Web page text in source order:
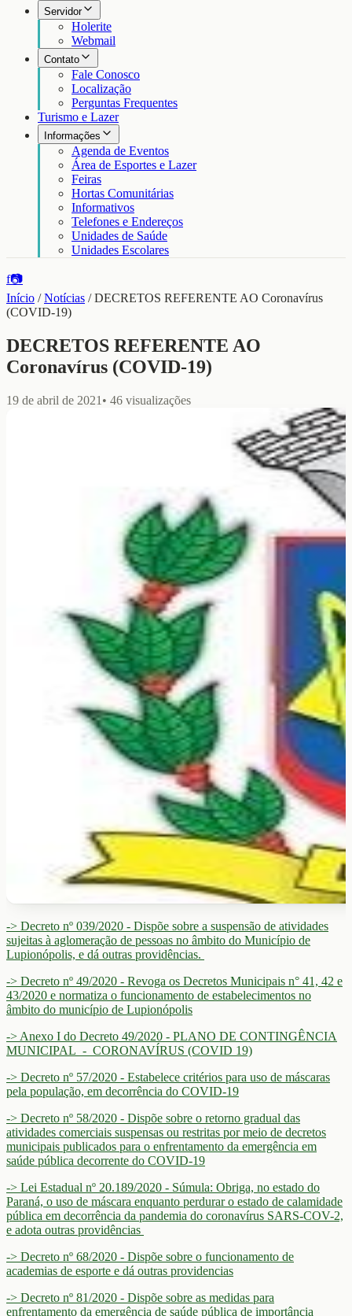
Servidor
Holerite
Webmail
Contato
Fale Conosco
Localização
Perguntas Frequentes
Turismo e Lazer
Informações
Agenda de Eventos
Área de Esportes e Lazer
Feiras
Hortas Comunitárias
Informativos
Telefones e Endereços
Unidades de Saúde
Unidades Escolares
f📷
Início /Notícias /DECRETOS REFERENTE AO Coronavírus
(COVID-19)
DECRETOS REFERENTE AO
Coronavírus (COVID-19)
19 de abril de 2021 • 46 visualizações
-> Decreto nº 039/2020 - Dispõe sobre a suspensão de atividades
sujeitas à aglomeração de pessoas no âmbito do Município de
Lupionópolis, e dá outras providências.
-> Decreto nº 49/2020 - Revoga os Decretos Municipais n° 41, 42 e
43/2020 e normatiza o funcionamento de estabelecimentos no
âmbito do município de Lupionópolis
-> Anexo I do Decreto 49/2020 - PLANO DE CONTINGÊNCIA
MUNICIPAL - CORONAVÍRUS (COVID 19)
-> Decreto nº 57/2020 - Estabelece critérios para uso de máscaras
pela população, em decorrência do COVID-19
-> Decreto nº 58/2020 - Dispõe sobre o retorno gradual das
atividades comerciais suspensas ou restritas por meio de decretos
municipais publicados para o enfrentamento da emergência em
saúde pública decorrente do COVID-19
-> Lei Estadual nº 20.189/2020 - Súmula: Obriga, no estado do
Paraná, o uso de máscara enquanto perdurar o estado de calamidade
pública em decorrência da pandemia do coronavírus SARS-COV-2,
e adota outras providências
-> Decreto nº 68/2020 - Dispõe sobre o funcionamento de
academias de esporte e dá outras providencias
-> Decreto nº 81/2020 - Dispõe sobre as medidas para
enfrentamento da emergência de saúde pública de importância